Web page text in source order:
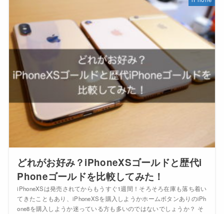
どれがお好み？iPhoneXSゴールドと歴代i
Phoneゴールドを比較してみた！
iPhoneXSは発売されてからもうすぐ1週間！そろそろ在庫も落ち着い
てきたこともあり、iPhoneXSを購入しようかホームボタンありのiPh
one8を購入しようか迷っている方も多いのではないでしょうか？ そ